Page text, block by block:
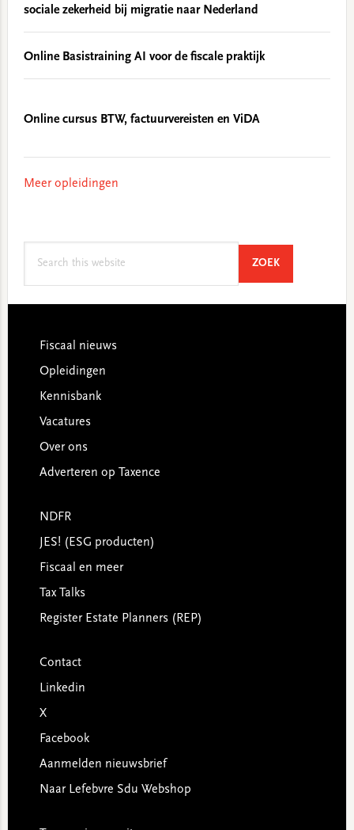
sociale zekerheid bij migratie naar Nederland
Online Basistraining AI voor de fiscale praktijk
Online cursus BTW, factuurvereisten en ViDA
Meer opleidingen
ZOEKSEARCH
Footer
Fiscaal nieuws
Opleidingen
Kennisbank
Vacatures
Over ons
Adverteren op Taxence
NDFR
JES! (ESG producten)
Fiscaal en meer
Tax Talks
Register Estate Planners (REP)
Contact
Linkedin
X
Facebook
Aanmelden nieuwsbrief
Naar Lefebvre Sdu Webshop